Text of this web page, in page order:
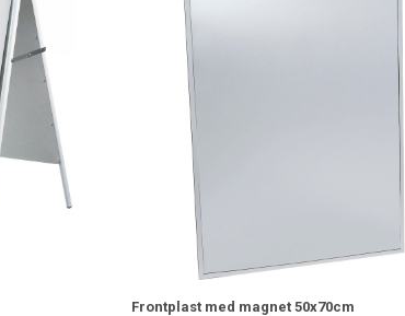
Frontplast med magnet 50x70cm